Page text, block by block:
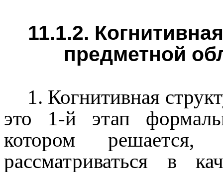
11.1.2.
предметной
1. Когнитивная
это 1-й этап
котором
рассматриваться в